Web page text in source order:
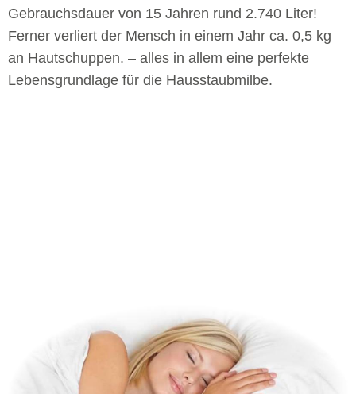
Gebrauchsdauer von 15 Jahren rund 2.740 Liter!
Ferner verliert der Mensch in einem Jahr ca. 0,5 kg
an Hautschuppen. – alles in allem eine perfekte
Lebensgrundlage für die Hausstaubmilbe.